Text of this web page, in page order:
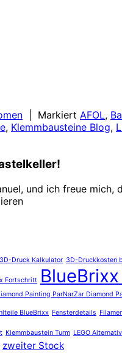
Markiert AFOL,
, Klemmbausteine Blog,
und ich freue
3D-Druck Kalkulator 3D-Druckkosten
Fortschritt
Painting ParNarZar Diamond
BlueBrixx Fensterdetails
Klemmbaustein Turm LEGO
zweiter Stock